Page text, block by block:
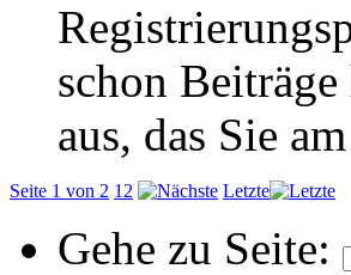
schon
aus, das Sie
Seite 1 von 2 1 2 Letzte
Gehe zu Seite: